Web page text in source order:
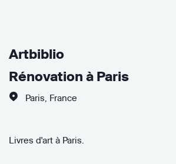
Artbiblio
Rénovation à Paris
Paris France
Livres d'art à Paris.